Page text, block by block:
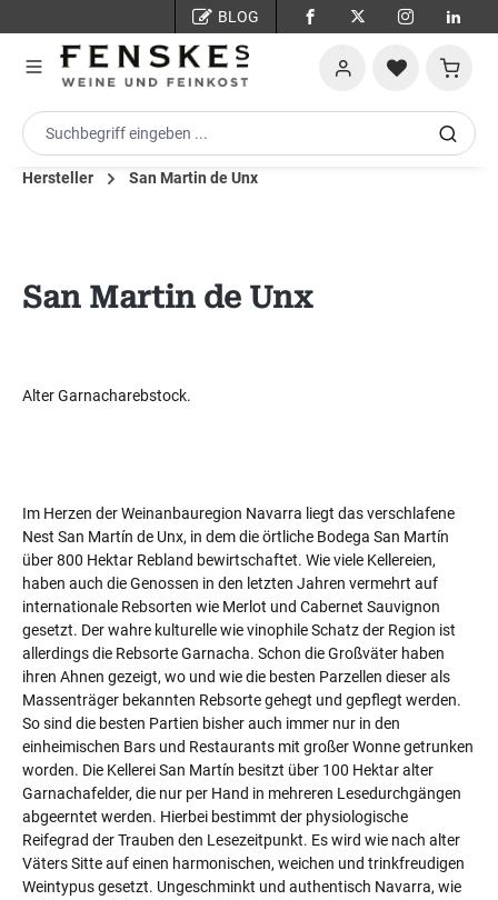
BLOG
Hersteller San Martin de Unx
San Martin de Unx
Alter Garnacharebstock.
Im Herzen der Weinanbauregion Navarra liegt das verschlafene
Nest San Martín de Unx, in dem die örtliche Bodega San Martín
über 800 Hektar Rebland bewirtschaftet. Wie viele Kellereien,
haben auch die Genossen in den letzten Jahren vermehrt auf
internationale Rebsorten wie Merlot und Cabernet Sauvignon
gesetzt. Der wahre kulturelle wie vinophile Schatz der Region ist
allerdings die Rebsorte Garnacha. Schon die Großväter haben
ihren Ahnen gezeigt, wo und wie die besten Parzellen dieser als
Massenträger bekannten Rebsorte gehegt und gepflegt werden.
So sind die besten Partien bisher auch immer nur in den
einheimischen Bars und Restaurants mit großer Wonne getrunken
worden. Die Kellerei San Martín besitzt über 100 Hektar alter
Garnachafelder, die nur per Hand in mehreren Lesedurchgängen
abgeerntet werden. Hierbei bestimmt der physiologische
Reifegrad der Trauben den Lesezeitpunkt. Es wird wie nach alter
Väters Sitte auf einen harmonischen, weichen und trinkfreudigen
Weintypus gesetzt. Ungeschminkt und authentisch Navarra, wie